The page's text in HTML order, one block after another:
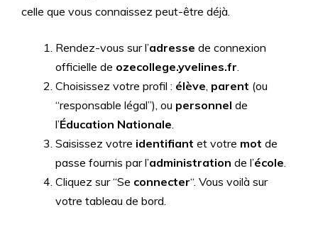
celle que vous connaissez peut-être déjà.
Rendez-vous sur l’adresse de connexion
officielle de ozecollege.yvelines.fr.
Choisissez votre profil : élève, parent (ou
“responsable légal”), ou personnel de
l’Éducation Nationale.
Saisissez votre identifiant et votre mot de
passe fournis par l’administration de l’école.
Cliquez sur “Se connecter“. Vous voilà sur
votre tableau de bord.